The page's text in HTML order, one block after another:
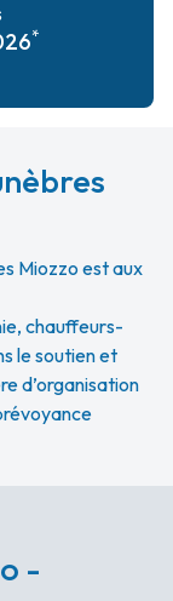
*
Miozzo est aux
chauffeurs-
le soutien et
d’organisation
-